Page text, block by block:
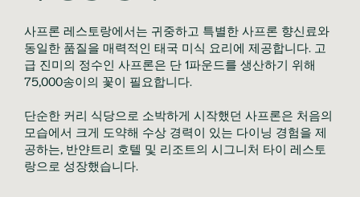
사프론 레스토랑에서는 귀중하고 특별한 사프론 향신료와
동일한 품질을 매력적인 태국 미식 요리에 제공합니다. 고
급 진미의 정수인 사프론은 단 1파운드를 생산하기 위해
75,000송이의 꽃이 필요합니다.
단순한 커리 식당으로 소박하게 시작했던 사프론은 처음의
모습에서 크게 도약해 수상 경력이 있는 다이닝 경험을 제
공하는, 반얀트리 호텔 및 리조트의 시그니처 타이 레스토
랑으로 성장했습니다.